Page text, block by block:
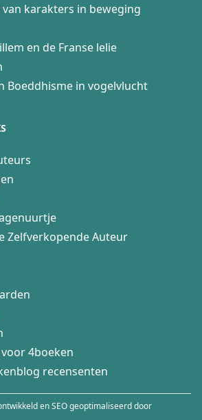
van karakters in beweging
en de Franse lelie
Boeddhisme in vogelvlucht
Zelfverkopende Auteur
4boeken
recensenten
en SEO geoptimaliseerd door